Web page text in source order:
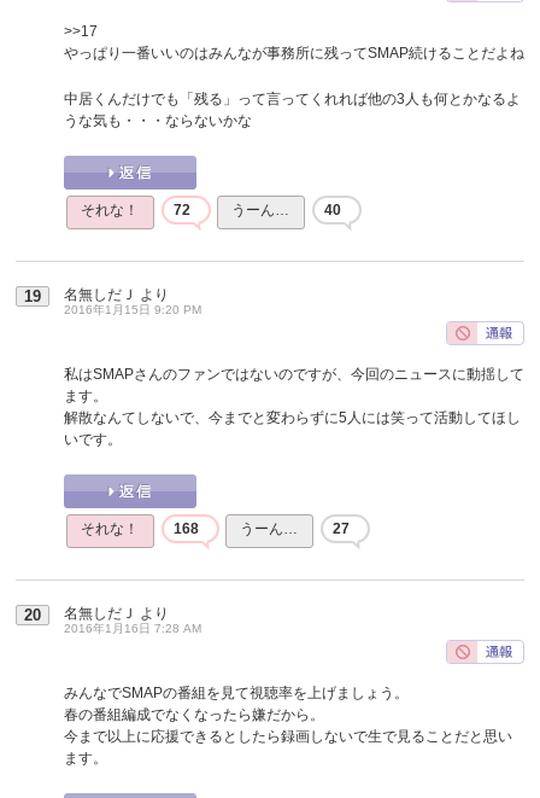
>>17
やっぱり一番いいのはみんなが事務所に残ってSMAP続けることだよね
中居くんだけでも「残る」って言ってくれれば他の3人も何とかなるよ
うな気も・・・ならないかな
それな！ 72 うーん… 40
19 名無しだＪ より
2016年1月15日 9:20 PM
私はSMAPさんのファンではないのですが、今回のニュースに動揺して
ます。
解散なんてしないで、今までと変わらずに5人には笑って活動してほし
いです。
それな！ 168 うーん… 27
20 名無しだＪ より
2016年1月16日 7:28 AM
みんなでSMAPの番組を見て視聴率を上げましょう。
春の番組編成でなくなったら嫌だから。
今まで以上に応援できるとしたら録画しないで生で見ることだと思い
ます。